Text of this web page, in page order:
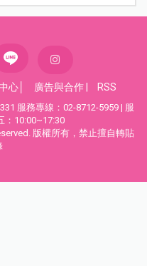
心 廣告與合作 RSS
服務專線：02-8712-5959 | 服
：10:00~17:30
版權所有，禁止擅自轉貼